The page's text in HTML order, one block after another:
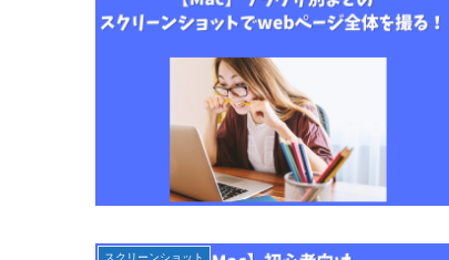
スクリーンショット